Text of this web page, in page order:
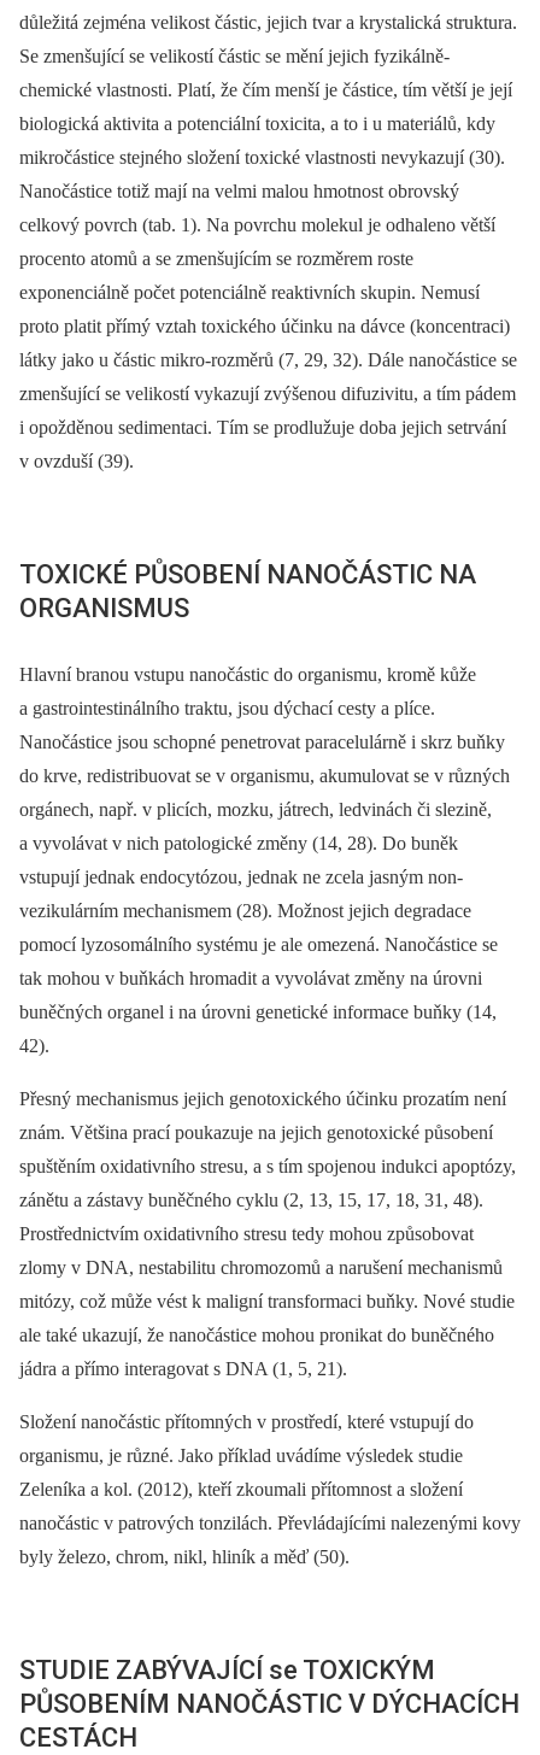
důležitá zejména velikost částic, jejich tvar a krystalická struktura.
Se zmenšující se velikostí částic se mění jejich fyzikálně-
chemické vlastnosti. Platí, že čím menší je částice, tím větší je její
biologická aktivita a potenciální toxicita, a to i u materiálů, kdy
mikročástice stejného složení toxické vlastnosti nevykazují (30).
Nanočástice totiž mají na velmi malou hmotnost obrovský
celkový povrch (tab. 1). Na povrchu molekul je odhaleno větší
procento atomů a se zmenšujícím se rozměrem roste
exponenciálně počet potenciálně reaktivních skupin. Nemusí
proto platit přímý vztah toxického účinku na dávce (koncentraci)
látky jako u částic mikro-rozměrů (7, 29, 32). Dále nanočástice se
zmenšující se velikostí vykazují zvýšenou difuzivitu, a tím pádem
i opožděnou sedimentaci. Tím se prodlužuje doba jejich setrvání
v ovzduší (39).
TOXICKÉ PŮSOBENÍ NANOČÁSTIC NA
ORGANISMUS
Hlavní branou vstupu nanočástic do organismu, kromě kůže
a gastrointestinálního traktu, jsou dýchací cesty a plíce.
Nanočástice jsou schopné penetrovat paracelulárně i skrz buňky
do krve, redistribuovat se v organismu, akumulovat se v různých
orgánech, např. v plicích, mozku, játrech, ledvinách či slezině,
a vyvolávat v nich patologické změny (14, 28). Do buněk
vstupují jednak endocytózou, jednak ne zcela jasným non-
vezikulárním mechanismem (28). Možnost jejich degradace
pomocí lyzosomálního systému je ale omezená. Nanočástice se
tak mohou v buňkách hromadit a vyvolávat změny na úrovni
buněčných organel i na úrovni genetické informace buňky (14,
42).
Přesný mechanismus jejich genotoxického účinku prozatím není
znám. Většina prací poukazuje na jejich genotoxické působení
spuštěním oxidativního stresu, a s tím spojenou indukci apoptózy,
zánětu a zástavy buněčného cyklu (2, 13, 15, 17, 18, 31, 48).
Prostřednictvím oxidativního stresu tedy mohou způsobovat
zlomy v DNA, nestabilitu chromozomů a narušení mechanismů
mitózy, což může vést k maligní transformaci buňky. Nové studie
ale také ukazují, že nanočástice mohou pronikat do buněčného
jádra a přímo interagovat s DNA (1, 5, 21).
Složení nanočástic přítomných v prostředí, které vstupují do
organismu, je různé. Jako příklad uvádíme výsledek studie
Zeleníka a kol. (2012), kteří zkoumali přítomnost a složení
nanočástic v patrových tonzilách. Převládajícími nalezenými kovy
byly železo, chrom, nikl, hliník a měď (50).
STUDIE ZABÝVAJÍCÍ se TOXICKÝM
PŮSOBENÍM NANOČÁSTIC V DÝCHACÍCH
CESTÁCH